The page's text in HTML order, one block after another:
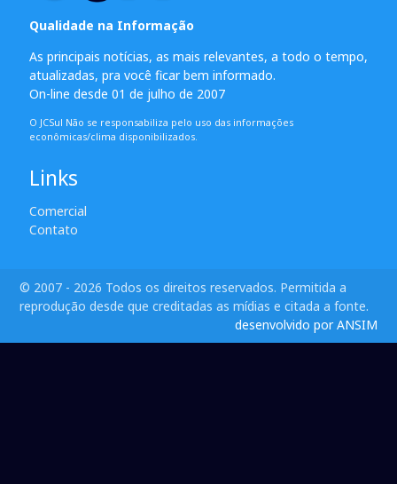
Qualidade na Informação
As principais notícias, as mais relevantes, a todo o tempo,
atualizadas, pra você ficar bem informado.
On-line desde 01 de julho de 2007
O JCSul Não se responsabiliza pelo uso das informações
econômicas/clima disponibilizados.
Links
Comercial
Contato
© 2007 - 2026 Todos os direitos reservados. Permitida a
reprodução desde que creditadas as mídias e citada a fonte.
desenvolvido por ANSIM